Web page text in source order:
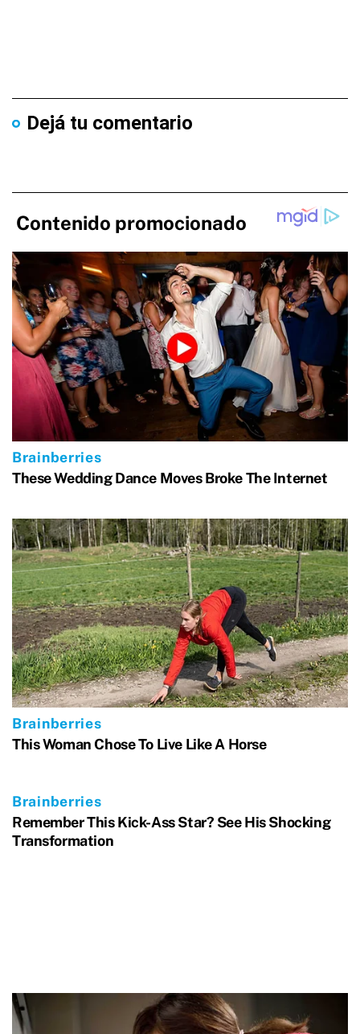
Dejá tu comentario